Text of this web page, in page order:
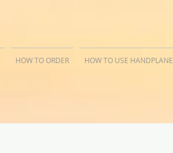
HOW TO ORDER HOW TO USE HANDPLANE